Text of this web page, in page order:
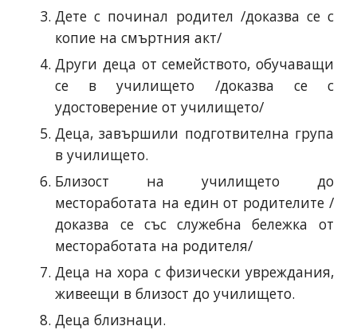
Дете с починал родител /доказва се с
копие на смъртния акт/
Други деца от семейството, обучаващи
се в училището /доказва се с
удостоверение от училището/
Деца, завършили подготвителна група
в училището.
Близост на училището до
местоработата на един от родителите /
доказва се със служебна бележка от
местоработата на родителя/
Деца на хора с физически увреждания,
живеещи в близост до училището.
Деца близнаци.